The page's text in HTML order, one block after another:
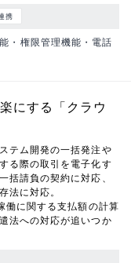
携
・権限管理機能・電話
にする「クラウ
テム開発の一括発注や
る際の取引を電子化す
括請負の契約に対応、
法に対応。
働に関する支払額の計算
法への対応が追いつか